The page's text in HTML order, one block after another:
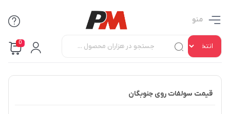
منو
0
قیمت سولفات روی جنوبگان